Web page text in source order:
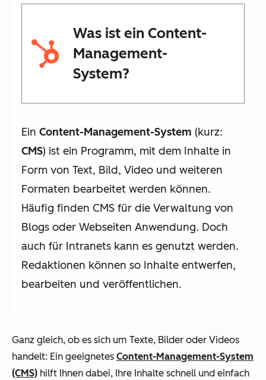
Was ist ein Content-
Management-
System?
Ein Content-Management-System (kurz:
CMS) ist ein Programm, mit dem Inhalte in
Form von Text, Bild, Video und weiteren
Formaten bearbeitet werden können.
Häufig finden CMS für die Verwaltung von
Blogs oder Webseiten Anwendung. Doch
auch für Intranets kann es genutzt werden.
Redaktionen können so Inhalte entwerfen,
bearbeiten und veröffentlichen.
Ganz gleich, ob es sich um Texte, Bilder oder Videos
handelt: Ein geeignetes Content-Management-System
(CMS) hilft Ihnen dabei, Ihre Inhalte schnell und einfach